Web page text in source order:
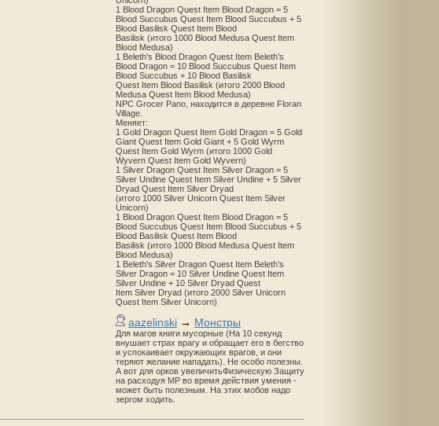
1 Blood Dragon Quest Item Blood Dragon = 5
Blood Succubus Quest Item Blood Succubus + 5
Blood Basilisk Quest Item Blood
Basilisk (итого 1000 Blood Medusa Quest Item
Blood Medusa)
1 Beleth's Blood Dragon Quest Item Beleth’s
Blood Dragon = 10 Blood Succubus Quest Item
Blood Succubus + 10 Blood Basilisk
Quest Item Blood Basilisk (итого 2000 Blood
Medusa Quest Item Blood Medusa)
NPC Grocer Pano, находится в деревне Floran
Village.
Меняет:
1 Gold Dragon Quest Item Gold Dragon = 5 Gold
Giant Quest Item Gold Giant + 5 Gold Wyrm
Quest Item Gold Wyrm (итого 1000 Gold
Wyvern Quest Item Gold Wyvern)
1 Silver Dragon Quest Item Silver Dragon = 5
Silver Undine Quest Item Silver Undine + 5 Silver
Dryad Quest Item Silver Dryad
(итого 1000 Silver Unicorn Quest Item Silver
Unicorn)
1 Blood Dragon Quest Item Blood Dragon = 5
Blood Succubus Quest Item Blood Succubus + 5
Blood Basilisk Quest Item Blood
Basilisk (итого 1000 Blood Medusa Quest Item
Blood Medusa)
1 Beleth's Silver Dragon Quest Item Beleth’s
Silver Dragon = 10 Silver Undine Quest Item
Silver Undine + 10 Silver Dryad Quest
Item Silver Dryad (итого 2000 Silver Unicorn
Quest Item Silver Unicorn)
aazelinski → Монстры
Для магов книги мусорные (На 10 секунд
внушает страх врагу и обращает его в бегство
и успокаивает окружающих врагов, и они
теряют желание нападать). Не особо полезны.
А вот для орков увеличитьФизическую Защиту
на расходуя MP во время действия умения -
может быть полезным. На этих мобов надо
зергом ходить.